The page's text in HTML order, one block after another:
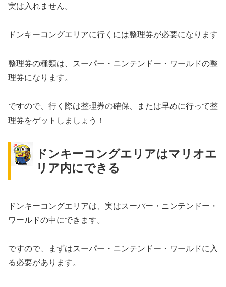
実は入れません。
ドンキーコングエリアに行くには整理券が必要になります
整理券の種類は、スーパー・ニンテンドー・ワールドの整
理券になります。
ですので、行く際は整理券の確保、または早めに行って整
理券をゲットしましょう！
ドンキーコングエリアはマリオエ
リア内にできる
ドンキーコングエリアは、実はスーパー・ニンテンドー・
ワールドの中にできます。
ですので、まずはスーパー・ニンテンドー・ワールドに入
る必要があります。